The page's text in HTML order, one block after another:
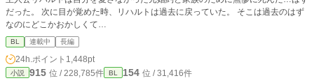
だった。 次に目が覚めた時、リハルトは過去に戻っていた。 そこは過去のはず
なのにどこかおかしくて…
BL 連載中 長編
24h.ポイント 1,448pt
小説 915 位 / 228,785件 BL 154 位 / 31,416件